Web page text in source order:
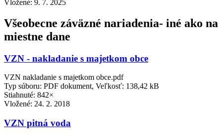
Vložené: 9. 7. 2025
Všeobecne záväzné nariadenia- iné ako na
miestne dane
VZN - nakladanie s majetkom obce
VZN nakladanie s majetkom obce.pdf
Typ súboru: PDF dokument, Veľkosť: 138,42 kB
Stiahnuté: 842×
Vložené: 24. 2. 2018
VZN pitná voda